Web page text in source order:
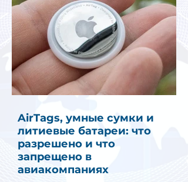
AirTags, умные сумки и
литиевые батареи: что
разрешено и что
запрещено в
авиакомпаниях